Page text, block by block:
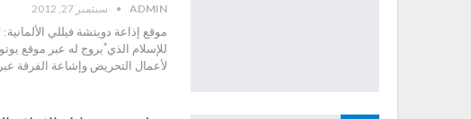
ADMIN سبتمبر 27, 2012
موقع إذاعة دويتشة فيللي
للإسلام الذي ُيروج له عبر موقع
لأعمال التحريض وإشاعة الفرقة عبر